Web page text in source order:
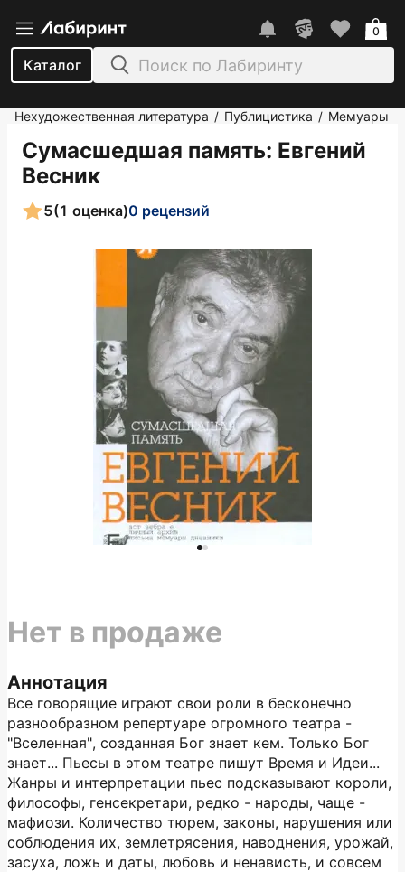
Каталог
0
Нехудожественная литература / Публицистика / Мемуары
Сумасшедшая память: Евгений
Весник
5(1 оценка)0 рецензий
Аннотация
Все говорящие играют свои роли в бесконечно
разнообразном репертуаре огромного театра -
"Вселенная", созданная Бог знает кем. Только Бог
знает... Пьесы в этом театре пишут Время и Идеи...
Жанры и интерпретации пьес подсказывают короли,
философы, генсекретари, редко - народы, чаще -
мафиози. Количество тюрем, законы, нарушения или
соблюдения их, землетрясения, наводнения, урожай,
засуха, ложь и даты, любовь и ненависть, и совсем
Нет в продаже